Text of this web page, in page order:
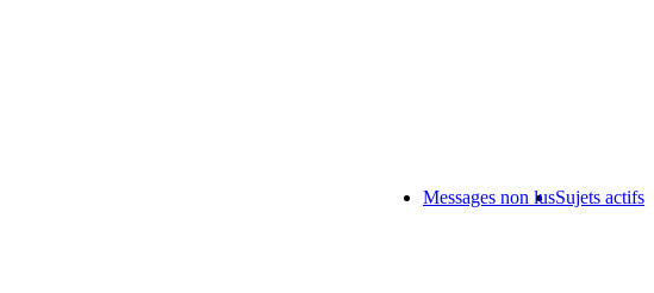
Sujets actifs
Messages non lus